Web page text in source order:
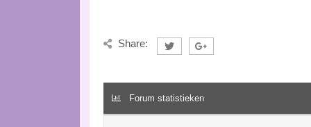
Share:
Forum statistieken